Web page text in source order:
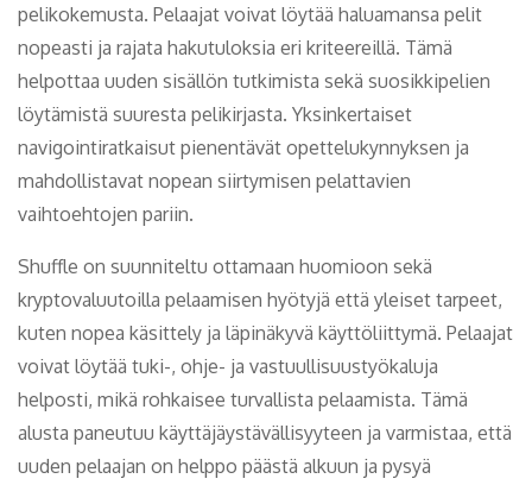
pelikokemusta. Pelaajat voivat löytää haluamansa pelit
nopeasti ja rajata hakutuloksia eri kriteereillä. Tämä
helpottaa uuden sisällön tutkimista sekä suosikkipelien
löytämistä suuresta pelikirjasta. Yksinkertaiset
navigointiratkaisut pienentävät opettelukynnyksen ja
mahdollistavat nopean siirtymisen pelattavien
vaihtoehtojen pariin.
Shuffle on suunniteltu ottamaan huomioon sekä
kryptovaluutoilla pelaamisen hyötyjä että yleiset tarpeet,
kuten nopea käsittely ja läpinäkyvä käyttöliittymä. Pelaajat
voivat löytää tuki-, ohje- ja vastuullisuustyökaluja
helposti, mikä rohkaisee turvallista pelaamista. Tämä
alusta paneutuu käyttäjäystävällisyyteen ja varmistaa, että
uuden pelaajan on helppo päästä alkuun ja pysyä